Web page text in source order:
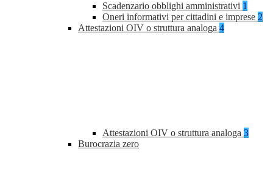
Scadenzario obblighi amministrativi 1
Oneri informativi per cittadini e imprese 2
Attestazioni OIV o struttura analoga 4
Attestazioni OIV o struttura analoga 3
Burocrazia zero